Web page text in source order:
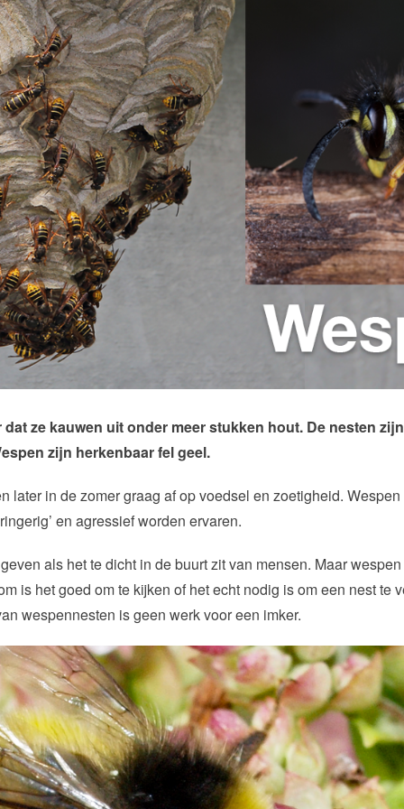
ze kauwen uit onder meer stukken hout. De nesten
zijn herkenbaar fel geel.
later in de zomer graag af op voedsel en zoetigheid.
en agressief worden ervaren.
als het te dicht in de buurt zit van mensen. Maar
is het goed om te kijken of het echt nodig is om een nest te
wespennesten is geen werk voor een imker.